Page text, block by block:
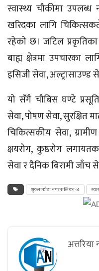
स्वास्थ्य चौकीमा उपलब्ध
खरिदका लागि
रहेको छ। जटिल प्रकृतिका
बाह्य क्षेत्रमा उपचारका
इसिजीसेवा, अल्ट्रासाउण्ड
यो सँगै चौबिसघण्टे
सेवा, पोषण सेवा, सुरक्षित
चिकित्सकीय सेवा,
क्षयरोग, कुष्ठरोग
सेवा र दैनिक बिरामी जाँच
शुक्लाफाँटा नगरपालिका-४